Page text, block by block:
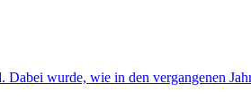
wurde, wie in den vergangenen